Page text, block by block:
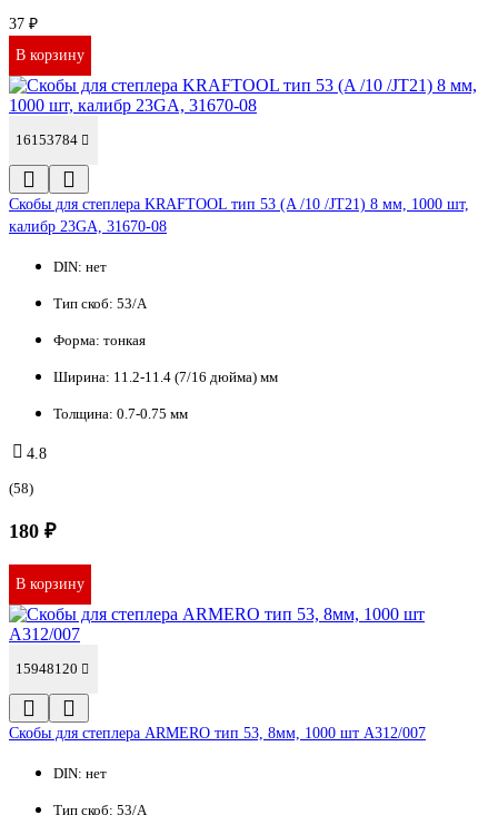
37 ₽
В корзину
16153784
Скобы для степлера KRAFTOOL тип 53 (A /10 /JT21) 8 мм, 1000 шт,
калибр 23GA, 31670-08
DIN: нет
Тип скоб: 53/A
Форма: тонкая
Ширина: 11.2-11.4 (7/16 дюйма) мм
Толщина: 0.7-0.75 мм
4.8
(58)
180 ₽
В корзину
15948120
Скобы для степлера ARMERO тип 53, 8мм, 1000 шт A312/007
DIN: нет
Тип скоб: 53/A